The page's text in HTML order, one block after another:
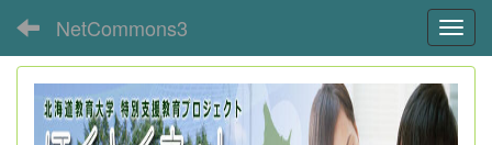
NetCommons3